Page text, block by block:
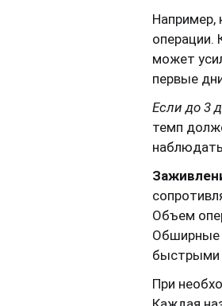
Например,
операции.
может
первые
Если до 3
темп
Объем
Обширные
быстрыми
При